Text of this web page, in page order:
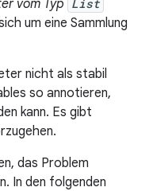
vom Typ List
um eine Sammlung
nicht als stabil
so annotieren,
kann. Es gibt
das Problem
In den folgenden